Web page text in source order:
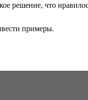
решение, что
примеры.